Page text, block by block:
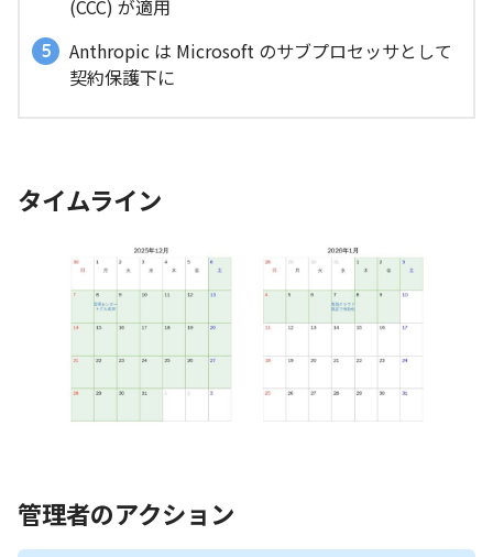
(CCC) が適用
Anthropic は Microsoft のサブプロセッサとして
契約保護下に
タイムライン
管理者のアクション